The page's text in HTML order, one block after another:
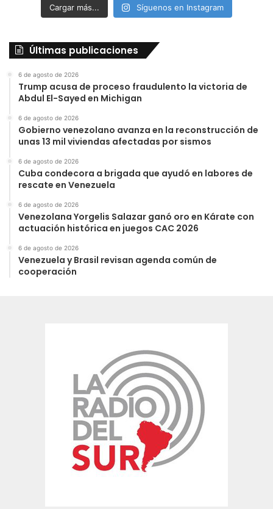
Cargar más... Síguenos en Instagram
Últimas publicaciones
6 de agosto de 2026
Trump acusa de proceso fraudulento la victoria de
Abdul El-Sayed en Michigan
6 de agosto de 2026
Gobierno venezolano avanza en la reconstrucción de
unas 13 mil viviendas afectadas por sismos
6 de agosto de 2026
Cuba condecora a brigada que ayudó en labores de
rescate en Venezuela
6 de agosto de 2026
Venezolana Yorgelis Salazar ganó oro en Kárate con
actuación histórica en juegos CAC 2026
6 de agosto de 2026
Venezuela y Brasil revisan agenda común de
cooperación